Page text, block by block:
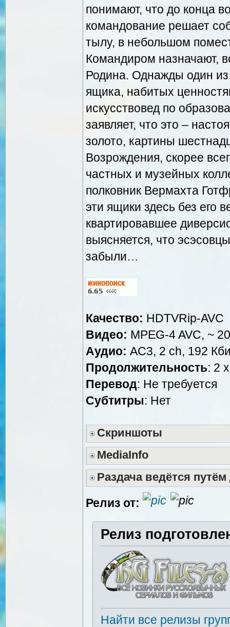
понимают, что до конца
командование решает
тылу, в небольшом
Командиром назначают,
Родина. Однажды один из
ящика, набитых
искусствовед по
заявляет, что это –
золото, картины
Возрождения, скорее
частных и музейных
полковник Вермахта
эти ящики здесь без его
квартировавшее
выясняется, что
забыли…
Качество: HDTVRip-AVC
Видео: MPEG-4 AVC, ~
Аудио: AC3, 2 ch, 192
Продолжительность: 2
Перевод: Не требуется
Cубтитры: Нет
Скриншоты
MediaInfo
Раздача ведётся
Релиз от:
Релиз
Найти все релизы